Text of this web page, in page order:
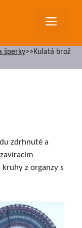
šperky>>Kulatá brož
zdrhnuté a
z organzy s